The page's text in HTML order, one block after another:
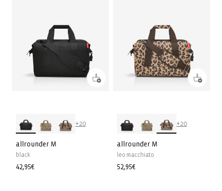
+20
allrounder M
black
Prix
42,95€
+20
allrounder M
leo macchiato
Prix
52,95€